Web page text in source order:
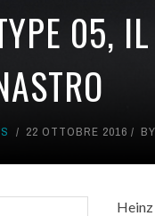
05,
22 OTTOBRE 2016 BY